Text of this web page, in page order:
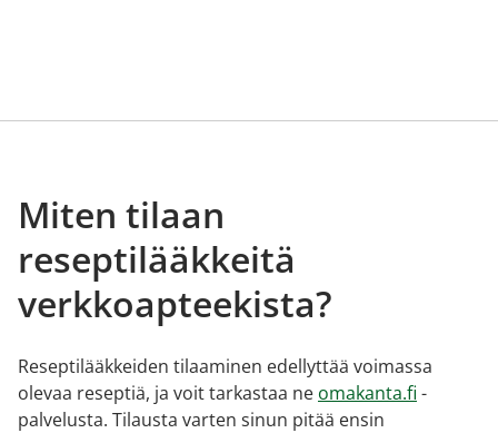
Miten tilaan
reseptilääkkeitä
verkkoapteekista?
Reseptilääkkeiden tilaaminen edellyttää voimassa
olevaa reseptiä, ja voit tarkastaa ne omakanta.fi -
palvelusta. Tilausta varten sinun pitää ensin